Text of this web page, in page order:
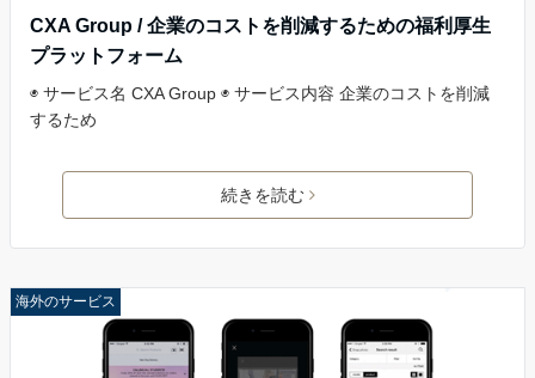
CXA Group / 企業のコストを削減するための福利厚生
プラットフォーム
◉ サービス名 CXA Group ◉ サービス内容 企業のコストを削減
するため
続きを読む
海外のサービス